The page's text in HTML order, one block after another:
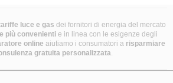
luce e gas dei fornitori di energia del mercato
più convenienti e in linea con le esigenze degli
online aiutiamo i consumatori a risparmiare
gratuita personalizzata.